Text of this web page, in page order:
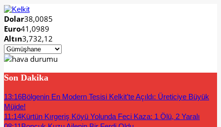
Dolar38,0085
Euro41,0989
Altın3,732,12
Son Dakika
13:16Bölgenin En Modern Tesisi Kelkit’te Açıldı: Üreticiye Büyük
Müjde!
11:14Kürtün Kırgeriş Köyü Yolunda Feci Kaza: 1 Ölü, 2 Yaralı